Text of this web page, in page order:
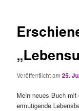
Veröffentlicht am25.
Mein neues Buch mit
ermutigende